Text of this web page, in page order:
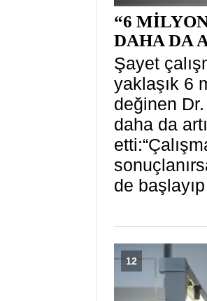
“6
DAHA DA
Şayet
yaklaşık 6
değinen
daha da
de
12